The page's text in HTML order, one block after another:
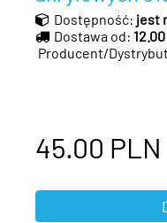
Dostępność: jest
Dostawa od:
Producent/
45.00 PLN